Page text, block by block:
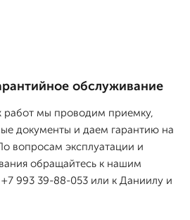
обслуживание
работ мы проводим приемку,
документы и даем гарантию на
вопросам эксплуатации и
обращайтесь к нашим
993 39-88-053 или к Даниилу и